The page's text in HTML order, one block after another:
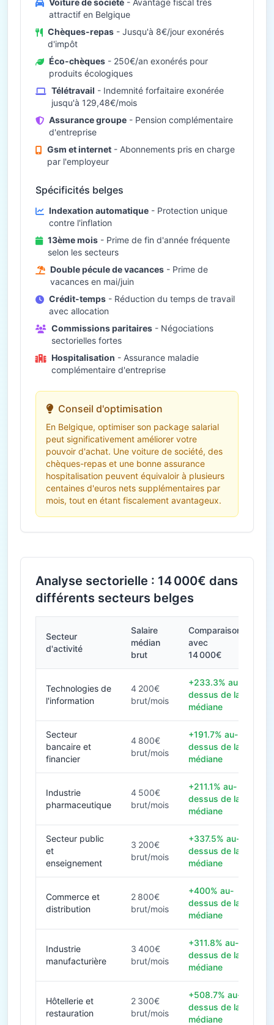
Voiture de société - Avantage fiscal très
attractif en Belgique
Chèques-repas - Jusqu'à 8€/jour exonérés
d'impôt
Éco-chèques - 250€/an exonérés pour
produits écologiques
Télétravail - Indemnité forfaitaire exonérée
jusqu'à 129,48€/mois
Assurance groupe - Pension complémentaire
d'entreprise
Gsm et internet - Abonnements pris en charge
par l'employeur
Spécificités belges
Indexation automatique - Protection unique
contre l'inflation
13ème mois - Prime de fin d'année fréquente
selon les secteurs
Double pécule de vacances - Prime de
vacances en mai/juin
Crédit-temps - Réduction du temps de travail
avec allocation
Commissions paritaires - Négociations
sectorielles fortes
Hospitalisation - Assurance maladie
complémentaire d'entreprise
Conseil d'optimisation
En Belgique, optimiser son package salarial
peut significativement améliorer votre
pouvoir d'achat. Une voiture de société, des
chèques-repas et une bonne assurance
hospitalisation peuvent équivaloir à plusieurs
centaines d'euros nets supplémentaires par
mois, tout en étant fiscalement avantageux.
Analyse sectorielle : 14 000€ dans
différents secteurs belges
Secteur
d'activité
Salaire
médian
brut
Comparaison
avec
14 000€
Technologies de
l'information
4 200€
brut/mois
+233.3% au-
dessus de la
médiane
Secteur
bancaire et
financier
4 800€
brut/mois
+191.7% au-
dessus de la
médiane
Industrie
pharmaceutique
4 500€
brut/mois
+211.1% au-
dessus de la
médiane
Secteur public
et
enseignement
3 200€
brut/mois
+337.5% au-
dessus de la
médiane
Commerce et
distribution
2 800€
brut/mois
+400% au-
dessus de la
médiane
Industrie
manufacturière
3 400€
brut/mois
+311.8% au-
dessus de la
médiane
Hôtellerie et
restauration
2 300€
brut/mois
+508.7% au-
dessus de la
médiane